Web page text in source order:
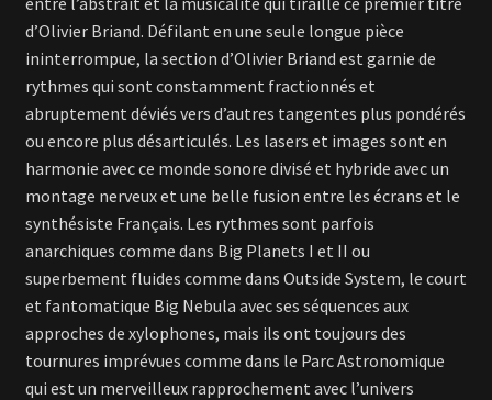
d’Olivier Briand. Défilant en une seule longue pièce
ininterrompue, la section d’Olivier Briand est garnie de
rythmes qui sont constamment fractionnés et
abruptement déviés vers d’autres tangentes plus pondérés
ou encore plus désarticulés. Les lasers et images sont en
harmonie avec ce monde sonore divisé et hybride avec un
montage nerveux et une belle fusion entre les écrans et le
synthésiste Français. Les rythmes sont parfois
anarchiques comme dans Big Planets I et II ou
superbement fluides comme dans Outside System, le court
et fantomatique Big Nebula avec ses séquences aux
approches de xylophones, mais ils ont toujours des
tournures imprévues comme dans le Parc Astronomique
qui est un merveilleux rapprochement avec l’univers